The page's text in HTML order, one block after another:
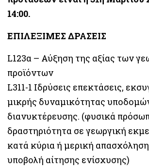
14:00.
ΕΠΙΛΕΞΙΜΕΣ ΔΡΑΣΕΙΣ
L123α – Αύξηση της αξίας των
προϊόντων
L311-1 Ιδρύσεις επεκτάσεις,
μικρής δυναμικότητας
διανυκτέρευσης. (φυσικά
δραστηριότητα σε γεωργική
κατά κύρια ή μερική
υποβολή αίτησης ενίσχυσης)